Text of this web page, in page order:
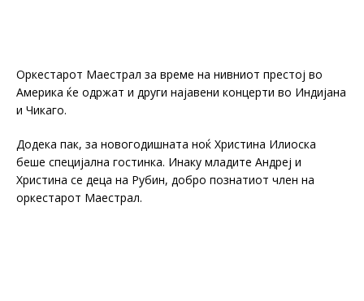
Оркестарот Маестрал за време на нивниот престој во
Америка ќе одржат и други најавени концерти во Индијана
и Чикаго.
Додека пак, за новогодишната ноќ Христина Илиоска
беше специјална гостинка. Инаку младите Андреј и
Христина се деца на Рубин, добро познатиот член на
оркестарот Маестрал.